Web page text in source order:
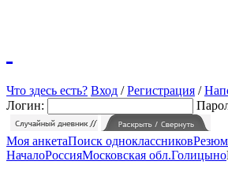
Что здесь есть? Вход /Регистрация /
Логин:
Моя анкетаПоиск одноклассников
НачалоРоссияМосковская обл.Голицыно